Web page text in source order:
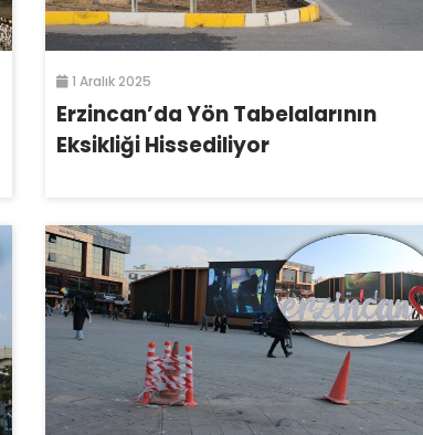
1 Aralık 2025
Erzincan’da Yön Tabelalarının
Eksikliği Hissediliyor